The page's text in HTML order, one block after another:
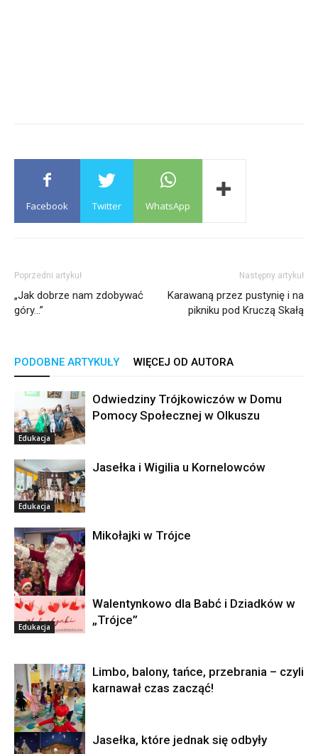
Facebook Twitter WhatsApp
Poprzedni artykuł
„Jak dobrze nam zdobywać
góry…”
Następny artykuł
Karawaną przez pustynię i na
pikniku pod Kruczą Skałą
PODOBNE ARTYKUŁY WIĘCEJ OD AUTORA
Edukacja
Odwiedziny Trójkowiczów w Domu
Pomocy Społecznej w Olkuszu
Edukacja
Jasełka i Wigilia u Kornelowców
Edukacja
Mikołajki w Trójce
Edukacja
Walentynkowo dla Babć i Dziadków w
„Trójce”
Limbo, balony, tańce, przebrania – czyli
karnawał czas zacząć!
Jasełka, które jednak się odbyły